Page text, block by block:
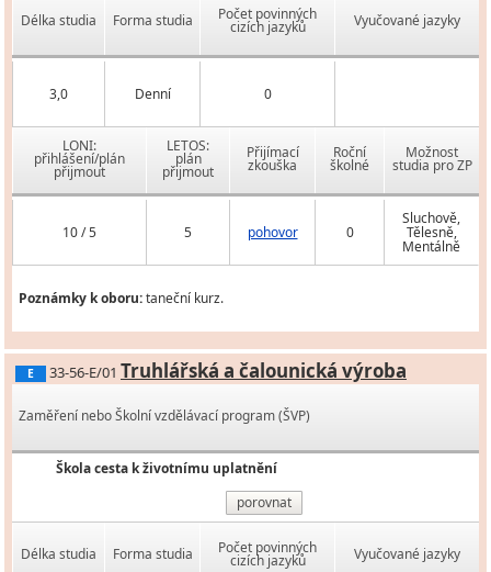
Délka studia Forma studia Počet povinných
cizích jazyků Vyučované jazyky
3,0 Denní 0
LONI:
přihlášení/plán
přijmout
LETOS:
plán
přijmout
Přijímací
zkouška
Roční
školné
Možnost
studia pro ZP
10 / 5 5 pohovor 0
Sluchově,
Tělesně,
Mentálně
Poznámky k oboru:taneční kurz.
E 33-56-E/01 Truhlářská a čalounická výroba
Zaměření nebo Školní vzdělávací program (ŠVP)
Škola cesta k životnímu uplatnění
porovnat
Délka studia Forma studia Počet povinných
cizích jazyků Vyučované jazyky